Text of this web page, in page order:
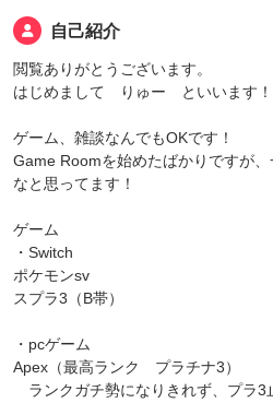
自己紹介
閲覧ありがとうございます。
はじめまして りゅー といいます！
ゲーム、雑談なんでもOKです！
Game Roomを始めたばかりですが
なと思ってます！
ゲーム
・Switch
ポケモンsv
スプラ3（B帯）
・pcゲーム
Apex（最高ランク プラチナ3）
ランクガチ勢になりきれず、プラ3